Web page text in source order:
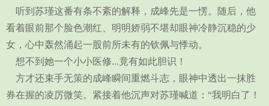
听到苏瑾这番有条不紊的解释，成峰先是一愣。随后，他
看着眼前那个脸色潮红、明明娇弱不堪却眼神冷静沉稳的少
女，心中轰然涌起一股前所未有的钦佩与悸动。
想不到她一个小小医修...竟有如此胆识！
方才还束手无策的成峰瞬间重燃斗志，眼神中透出一抹胜
券在握的凌厉微笑。紧接着他沉声对苏瑾喊道：“我明白了！